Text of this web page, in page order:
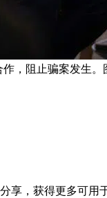
，阻止骗案发生。
享，获得更多可